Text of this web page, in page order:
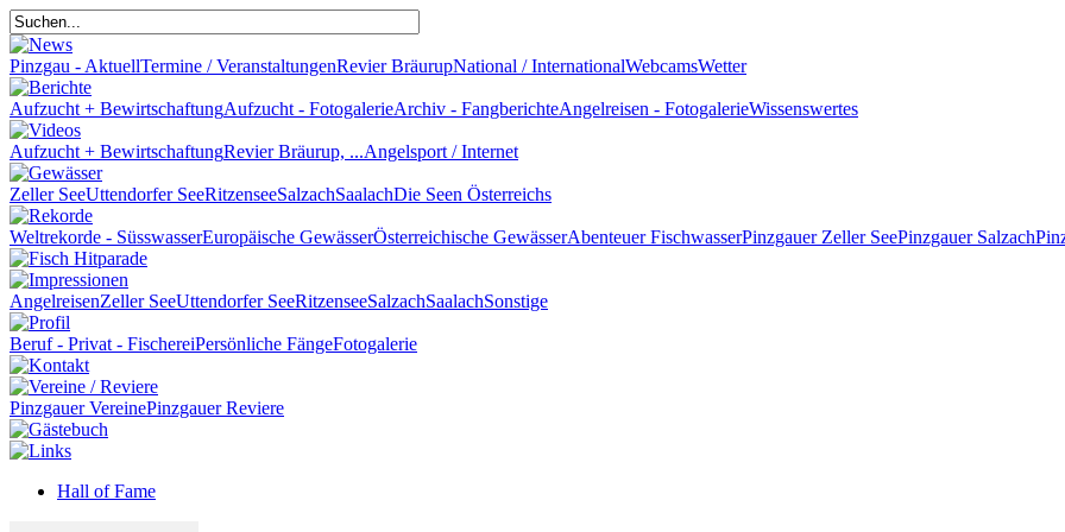
Pinzgau - AktuellTermine / VeranstaltungenRevier BräurupNational / InternationalWebcamsWetter
Aufzucht + BewirtschaftungAufzucht - FotogalerieArchiv - FangberichteAngelreisen - FotogalerieWissenswertes
Aufzucht + BewirtschaftungRevier Bräurup, ...Angelsport / Internet
Zeller SeeUttendorfer SeeRitzenseeSalzachSaalachDie Seen Österreichs
Weltrekorde - SüsswasserEuropäische GewässerÖsterreichische GewässerAbenteuer FischwasserPinzgauer Zeller SeePinzgauer Salzach
AngelreisenZeller SeeUttendorfer SeeRitzenseeSalzachSaalachSonstige
Beruf - Privat - FischereiPersönliche FängeFotogalerie
Pinzgauer VereinePinzgauer Reviere
Hall of Fame